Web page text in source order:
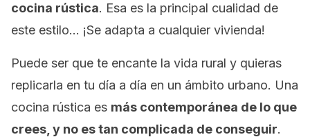
cocina rústica. Esa es la principal cualidad de
este estilo… ¡Se adapta a cualquier vivienda!
Puede ser que te encante la vida rural y quieras
replicarla en tu día a día en un ámbito urbano. Una
cocina rústica es más contemporánea de lo que
crees, y no es tan complicada de conseguir.